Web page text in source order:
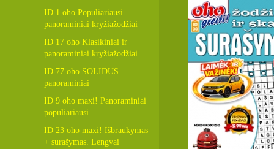
ID 1 oho Populiariausi
panoraminiai kryžiažodžiai
ID 17 oho Klasikiniai ir
panoraminiai kryžiažodžiai
ID 77 oho SOLIDŪS
panoraminiai
ID 9 oho maxi! Panoraminiai
populiariausi
ID 23 oho maxi! Išbraukymas
+ surašymas. Lengvai